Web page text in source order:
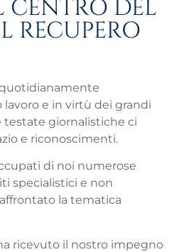
DEL
RECUPERO
quotidianamente
e in virtù dei grandi
giornalistiche ci
e riconoscimenti.
di noi numerose
specialistici e non
la tematica
ricevuto il nostro impegno